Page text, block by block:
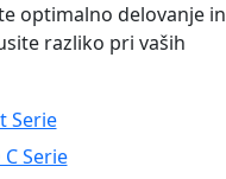
optimalno delovanje in
razliko pri vaših
Serie
Serie